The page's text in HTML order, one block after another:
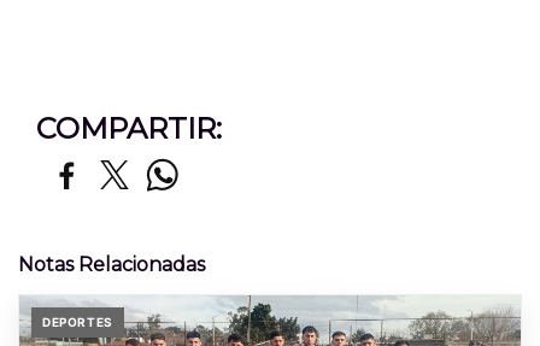
COMPARTIR:
Notas Relacionadas
DEPORTES